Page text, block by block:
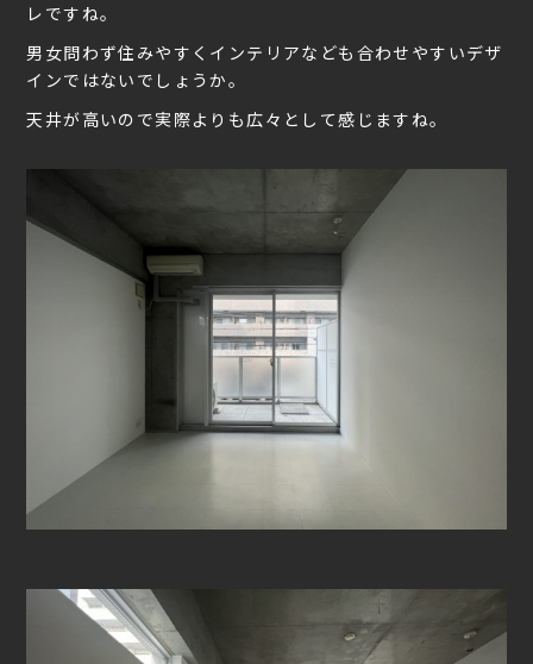
レですね。
男女問わず住みやすくインテリアなども合わせやすいデザ
インではないでしょうか。
天井が高いので実際よりも広々として感じますね。